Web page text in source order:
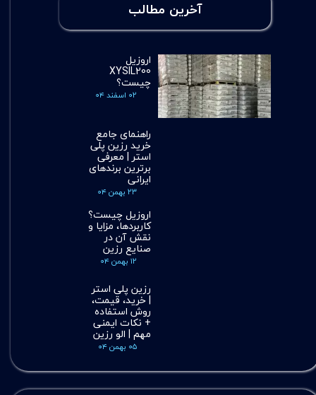
آخرین مطالب
اروزیل
XYSIL200
چیست؟
۰۲ اسفند ۰۴
راهنمای جامع
خرید رزین پلی
استر | معرفی
برترین برندهای
ایرانی
۲۳ بهمن ۰۴
اروزیل چیست؟
کاربردها، مزایا و
نقش آن در
صنایع رزین
۱۲ بهمن ۰۴
رزین پلی استر
| خرید، قیمت،
روش استفاده
+ نکات ایمنی
مهم | الو رزین
۰۵ بهمن ۰۴